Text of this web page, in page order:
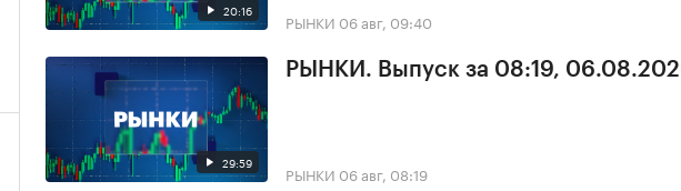
20:16 РЫНКИ 06 авг, 09:40
29:59
РЫНКИ. Выпуск за 08:19,
РЫНКИ 06 авг, 08:19